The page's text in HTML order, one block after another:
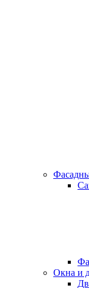
Окна и